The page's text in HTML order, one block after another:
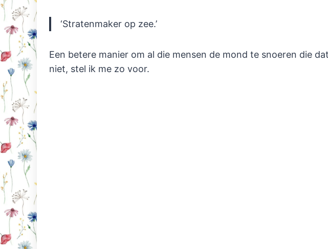
‘Stratenmaker op zee.’
Een betere manier om al die mensen de mond te snoeren die
niet, stel ik me zo voor.